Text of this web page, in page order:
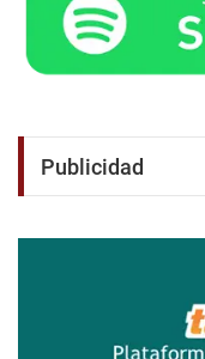
Publicidad